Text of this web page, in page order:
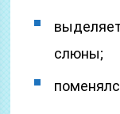
слюны;